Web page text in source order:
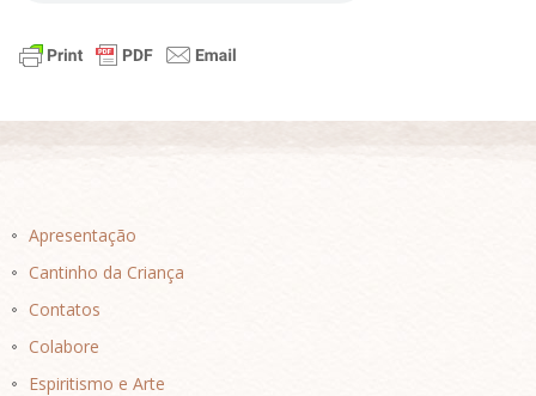
Apresentação
Cantinho da Criança
Contatos
Colabore
Espiritismo e Arte